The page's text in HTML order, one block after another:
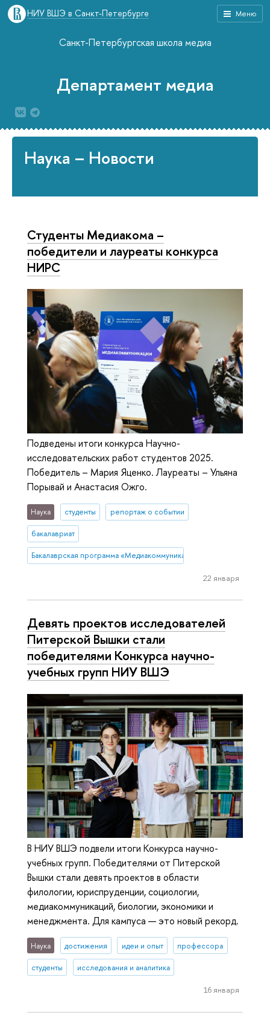
Меню
НИУ ВШЭ в Санкт-Петербурге
Санкт-Петербургская школа медиа
Департамент медиа
Наука – Новости
Студенты Медиакома –
победители и лауреаты конкурса
НИРС
Подведены итоги конкурса Научно-
исследовательских работ студентов 2025.
Победитель – Мария Яценко. Лауреаты – Ульяна
Порывай и Анастасия Ожго.
Наука студенты репортаж о событии
бакалавриат
Бакалаврская программа «Медиакоммуникации»
22 января
Девять проектов исследователей
Питерской Вышки стали
победителями Конкурса научно-
учебных групп НИУ ВШЭ
В НИУ ВШЭ подвели итоги Конкурса научно-
учебных групп. Победителями от Питерской
Вышки стали девять проектов в области
филологии, юриспруденции, социологии,
медиакоммуникаций, биологии, экономики и
менеджмента. Для кампуса — это новый рекорд.
Наука достижения идеи и опыт профессора
студенты исследования и аналитика
16 января